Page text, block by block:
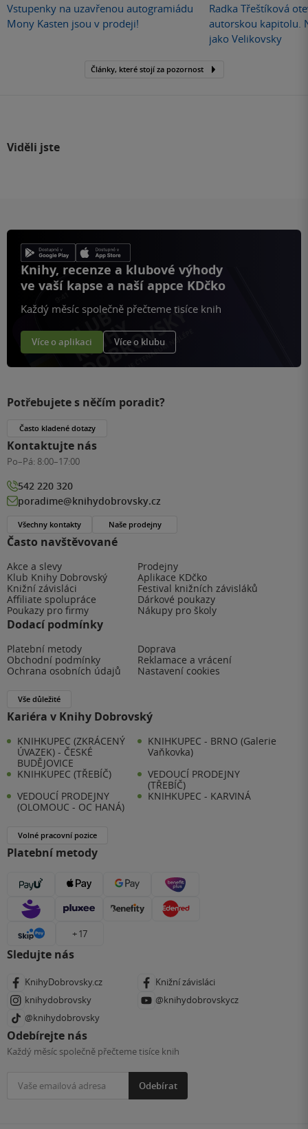
Vstupenky na uzavřenou autogramiádu
Mony Kasten jsou v prodeji!
Radka Třeštíková
autorskou kapitolu.
jako Velikovsky
Články, které stojí za pozornost
Viděli jste
Knihy, recenze a klubové výhody
ve vaší kapse a naší appce KDčko
Každý měsíc společně přečteme tisíce knih
Více o aplikaci Více o klubu
Často navštěvované
Akce a slevy
Prodejny
Klub Knihy Dobrovský
Aplikace KDčko
Knižní závisláci
Festival knižních závisláků
Affiliate spolupráce
Dárkové poukazy
Poukazy pro firmy
Nákupy pro školy
Dodací podmínky
Platební metody
Doprava
Obchodní podmínky
Reklamace a vrácení
Ochrana osobních údajů
Nastavení cookies
Vše důležité
Kariéra v Knihy Dobrovský
KNIHKUPEC (ZKRÁCENÝ
ÚVAZEK) - ČESKÉ
BUDĚJOVICE
KNIHKUPEC - BRNO (Galerie
Vaňkovka)
KNIHKUPEC (TŘEBÍČ)
VEDOUCÍ PRODEJNY
(TŘEBÍČ)
VEDOUCÍ PRODEJNY
(OLOMOUC - OC HANÁ)
KNIHKUPEC - KARVINÁ
Volné pracovní pozice
Platební metody
+ 17
Sledujte nás
KnihyDobrovsky.cz
Knižní závisláci
knihydobrovsky
@knihydobrovskycz
@knihydobrovsky
Odebírejte nás
Každý měsíc společně přečteme tisíce knih
Odebírat
Potřebujete s něčím poradit?
Často kladené dotazy
Kontaktujte nás
Po–Pá: 8:00–17:00
542 220 320
poradime@knihydobrovsky.cz
Všechny kontakty Naše prodejny